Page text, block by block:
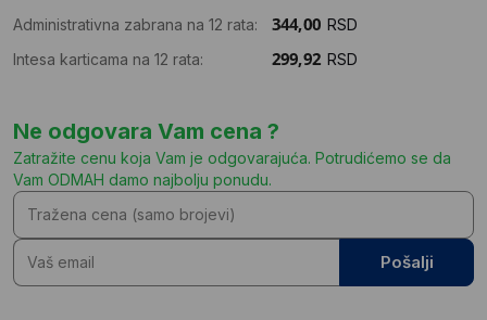
Administrativna zabrana na 12 rata:
RSD
Intesa karticama na 12 rata:
RSD
Ne odgovara Vam cena ?
Zatražite cenu koja Vam je odgovarajuća. Potrudićemo se da
Vam ODMAH damo najbolju ponudu.
Pošalji